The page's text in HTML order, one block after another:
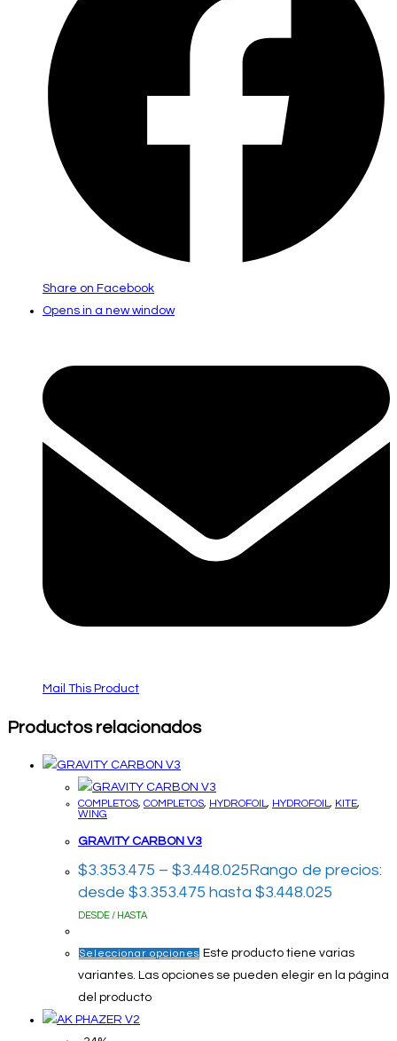
Share on Facebook
Opens in a new window
Mail This Product
Productos relacionados
COMPLETOS, COMPLETOS, HYDROFOIL, HYDROFOIL, KITE,
WING
GRAVITY CARBON V3
$3.353.475 – $3.448.025 Rango de precios:
desde $3.353.475 hasta $3.448.025
DESDE / HASTA
Seleccionar opciones Este producto tiene varias
variantes. Las opciones se pueden elegir en la página
del producto